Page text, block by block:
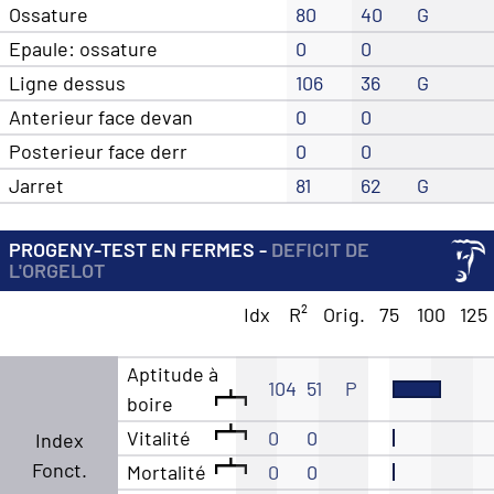
Ossature
80 40
G
Epaule: ossature
0
0
Ligne dessus
106 36
G
Anterieur face devan
0
0
Posterieur face derr
0
0
Jarret
81 62 G
PROGENY-TEST EN FERMES - DEFICIT DE
L'ORGELOT
Idx
R² Orig. 75 100 125
Index
Fonct.
Aptitude à
boire
104 51 P
Vitalité 0
0
Mortalité
0
0